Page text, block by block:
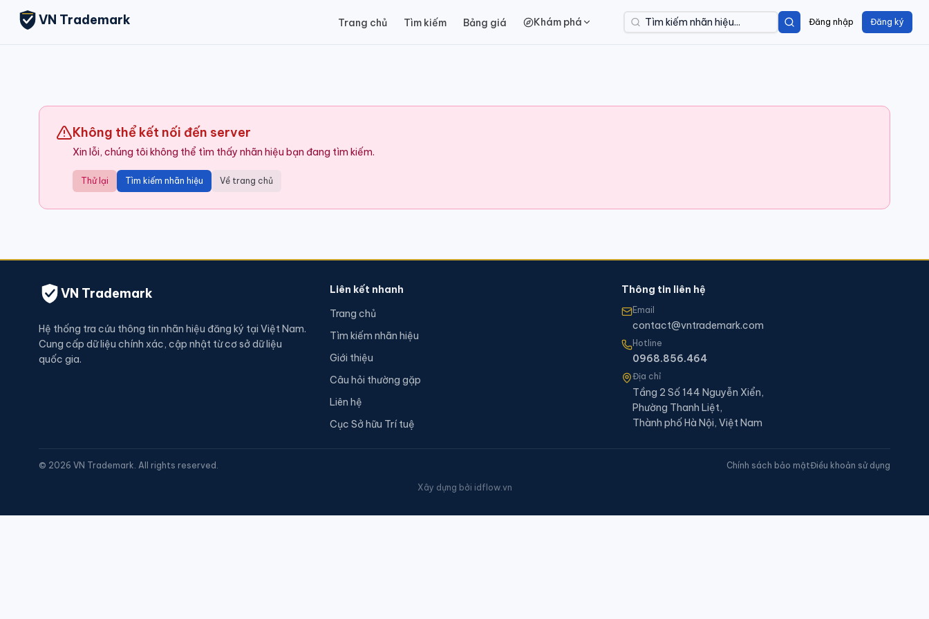
VN Trademark Trang chủ Tìm kiếm Bảng giá Khám phá Đăng nhập Đăng ký
Không thể kết nối đến server
Xin lỗi, chúng tôi không thể tìm thấy nhãn hiệu bạn đang tìm kiếm.
Thử lại Tìm kiếm nhãn hiệu Về trang chủ
VN Trademark
Hệ thống tra cứu thông tin nhãn hiệu đăng ký tại Việt Nam.
Cung cấp dữ liệu chính xác, cập nhật từ cơ sở dữ liệu
quốc gia.
Liên kết nhanh
Trang chủ
Tìm kiếm nhãn hiệu
Giới thiệu
Câu hỏi thường gặp
Liên hệ
Cục Sở hữu Trí tuệ
Thông tin liên hệ
Email
contact@vntrademark.com
Hotline
0968.856.464
Địa chỉ
Tầng 2 Số 144 Nguyễn Xiển,
Phường Thanh Liệt,
Thành phố Hà Nội, Việt Nam
© 2026 VN Trademark. All rights reserved. Chính sách bảo mậtĐiều khoản sử dụng
Xây dựng bởi idflow.vn